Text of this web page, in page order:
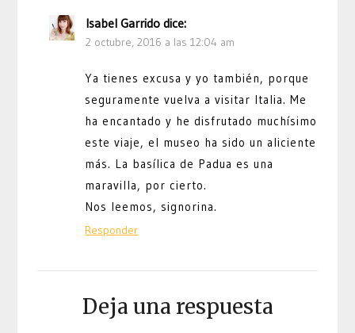
Isabel Garrido dice:
2 octubre, 2016 a las 12:04 am
Ya tienes excusa y yo también, porque
seguramente vuelva a visitar Italia. Me
ha encantado y he disfrutado muchísimo
este viaje, el museo ha sido un aliciente
más. La basílica de Padua es una
maravilla, por cierto.
Nos leemos, signorina.
Responder
Deja una respuesta